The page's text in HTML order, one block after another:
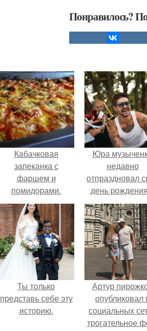
Понравилось?
Кабачковая
запеканка с
фаршем и
помидорами.
Юра
недавно
отпраздновал
день
кругу самых
близких и
людей.
Ты только
представь себе эту
историю.
Артур
опубликовал
социальных
трогательное